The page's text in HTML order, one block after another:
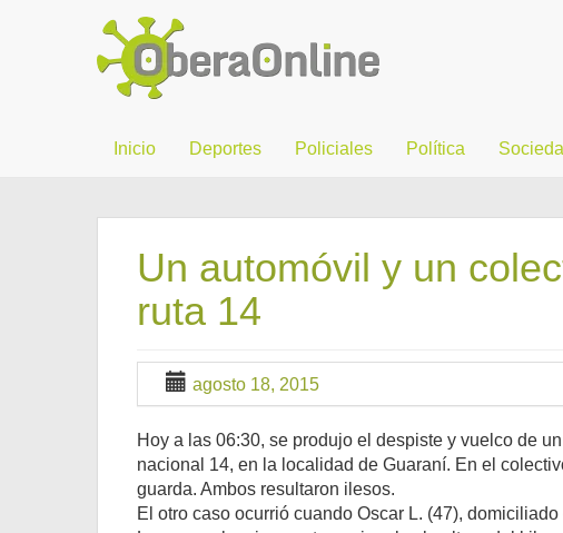
Inicio Deportes Policiales Política
Un automóvil y un
ruta 14
agosto 18, 2015
Hoy a las 06:30, se produjo el despiste y vuelco de
nacional 14, en la localidad de Guaraní. En el
guarda. Ambos resultaron ilesos.
El otro caso ocurrió cuando Oscar L. (47),